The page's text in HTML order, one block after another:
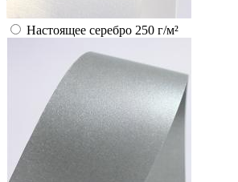
Настоящее серебро 250 г/м²